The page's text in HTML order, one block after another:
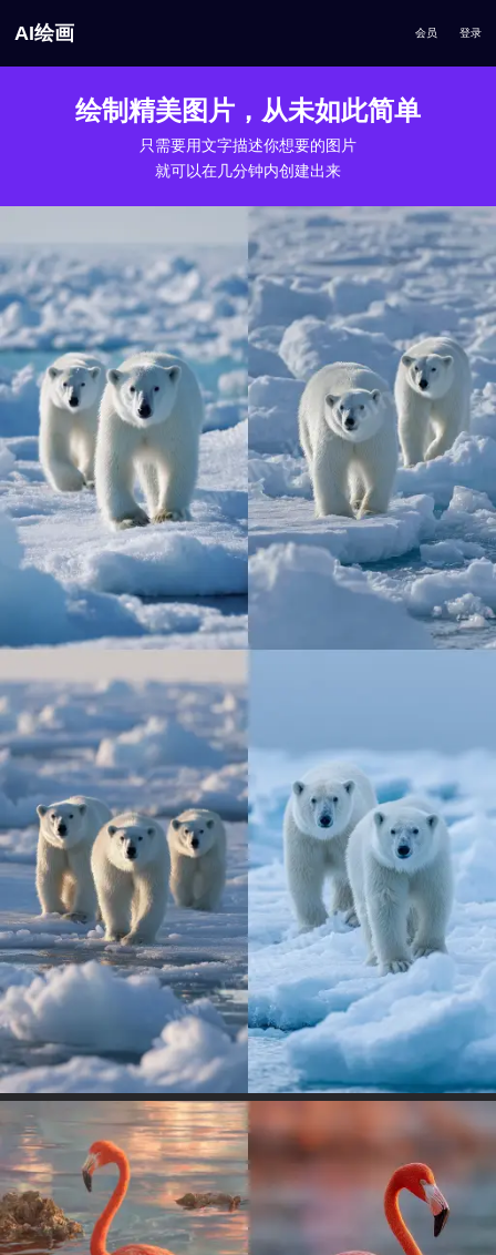
AI绘画 会员 登录
绘制精美图片，从未如此简单
只需要用文字描述你想要的图片
就可以在几分钟内创建出来